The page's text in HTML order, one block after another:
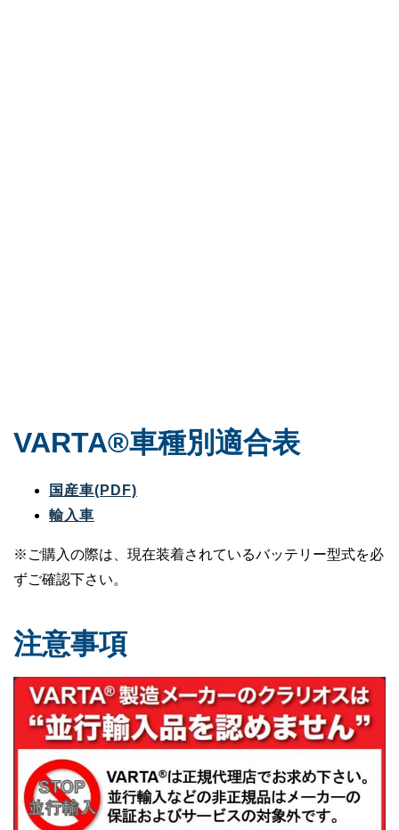
VARTA®車種別適合表
国産車(PDF)
輸入車
※ご購入の際は、現在装着されているバッテリー型式を必
ずご確認下さい。
注意事項